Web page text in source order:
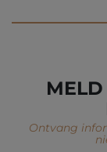
Ontvang